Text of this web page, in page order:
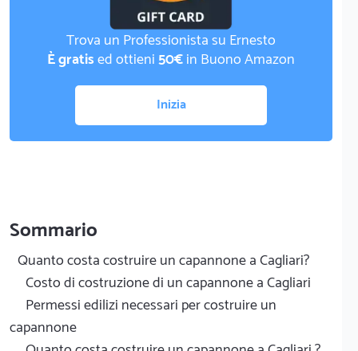
Trova un Professionista su Ernesto
È gratised ottieni50€in Buono Amazon
Inizia
Sommario
Quanto costa costruire un capannone a Cagliari?
Costo di costruzione di un capannone a Cagliari
Permessi edilizi necessari per costruire un
capannone